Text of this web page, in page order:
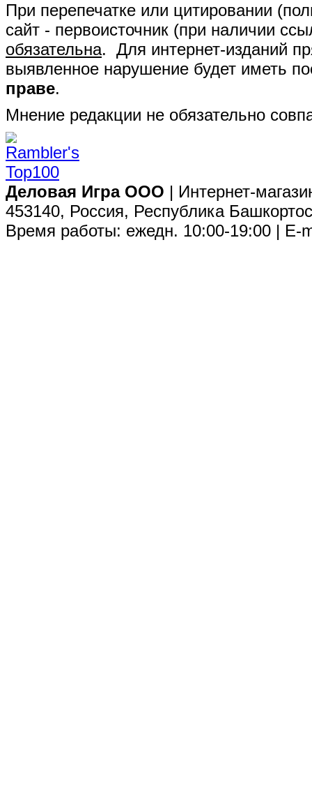
При перепечатке или цитировании
сайт - первоисточник (при наличии
обязательна. Для интернет-изданий
выявленное нарушение будет иметь
праве.
Мнение редакции не обязательно
Деловая Игра ООО | Интернет-
453140, Россия, Республика
Время работы: ежедн. 10:00-19:00 | E-